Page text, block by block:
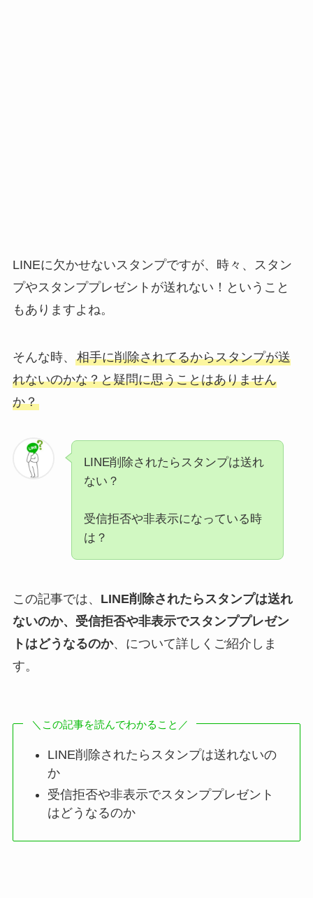
LINEに欠かせないスタンプですが、時々、スタン
プやスタンププレゼントが送れない！ということ
もありますよね。
そんな時、 相手に削除されてるからスタンプが送
れないのかな？と疑問に思うことはありません
か？
LINE削除されたらスタンプは送れ
ない？
受信拒否や非表示になっている時
は？
この記事では、 LINE削除されたらスタンプは送れ
ないのか、受信拒否や非表示でスタンププレゼン
トはどうなるのか、について詳しくご紹介しま
す。
＼この記事を読んでわかること／
LINE削除されたらスタンプは送れないの
か
受信拒否や非表示でスタンププレゼント
はどうなるのか